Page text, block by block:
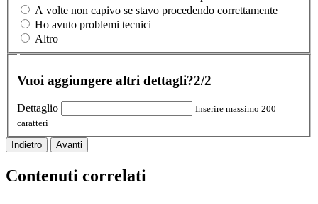
A volte non capivo se stavo procedendo correttamente
Ho avuto problemi tecnici
Altro
Vuoi aggiungere altri dettagli?2/2
Dettaglio
Inserire massimo 200
caratteri
Indietro Avanti
Contenuti correlati